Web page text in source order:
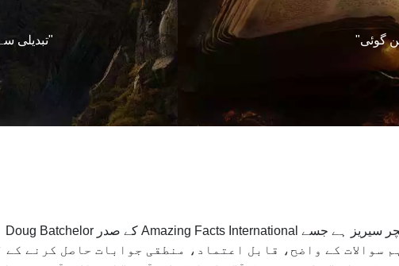
گوئی" "تبدیلی
سوالات کے واضح، قابل اعتماد، منطقی جوابات حاصل کرنے کے